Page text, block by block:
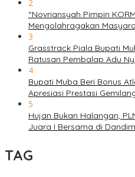
2
“Novriansyah Pimpin
Mengolahragakan
3
Grasstrack Piala Bupati
Ratusan Pembalap Adu
4
Bupati Muba Beri Bonus
Apresiasi Prestasi
5
Hujan Bukan Halangan,
Juara I Bersama di
TAG